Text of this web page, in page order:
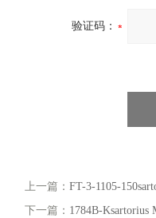
验证码：
上一篇： FT-3-1105-
下一篇： 1784B-Ksartorius